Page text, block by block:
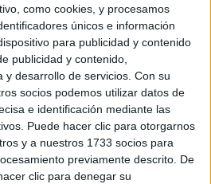
como cookies, y procesamos
únicos e información
para publicidad y contenido
publicidad y contenido,
y desarrollo de servicios. Con su
socios podemos utilizar datos de
e identificación mediante las
Puede hacer clic para otorgarnos
y a nuestros 1733 socios para
previamente descrito. De
clic para denegar su
o preguntas que te gustaría que te
preinscripción, precios, plazas
y condicionesy lapolítica de